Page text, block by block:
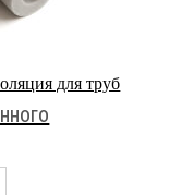
для труб